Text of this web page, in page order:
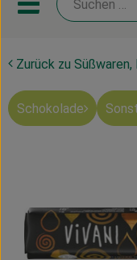
Mobiles
Ökokisten
Mahlitzscher
Obst & Gemüse
Kühltheke
Zurück zu
Schokolade